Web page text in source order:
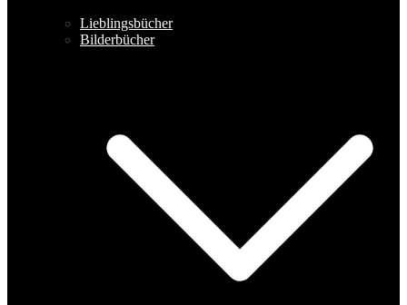
Lieblingsbücher
Bilderbücher